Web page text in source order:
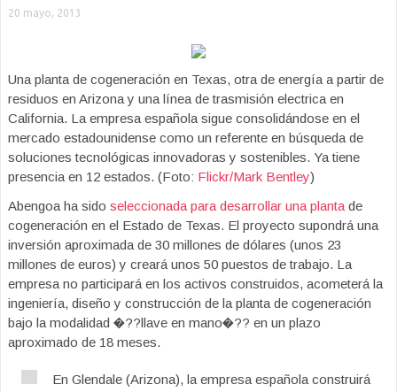
20 mayo, 2013
Una planta de cogeneración en Texas, otra de energía a partir de
residuos en Arizona y una línea de trasmisión electrica en
California. La empresa española sigue consolidándose en el
mercado estadounidense como un referente en búsqueda de
soluciones tecnológicas innovadoras y sostenibles. Ya tiene
presencia en 12 estados. (Foto: Flickr/Mark Bentley)
Abengoa ha sido seleccionada para desarrollar una planta de
cogeneración en el Estado de Texas. El proyecto supondrá una
inversión aproximada de 30 millones de dólares (unos 23
millones de euros) y creará unos 50 puestos de trabajo. La
empresa no participará en los activos construidos, acometerá la
ingeniería, diseño y construcción de la planta de cogeneración
bajo la modalidad �??llave en mano�?? en un plazo
aproximado de 18 meses.
En Glendale (Arizona), la empresa española construirá